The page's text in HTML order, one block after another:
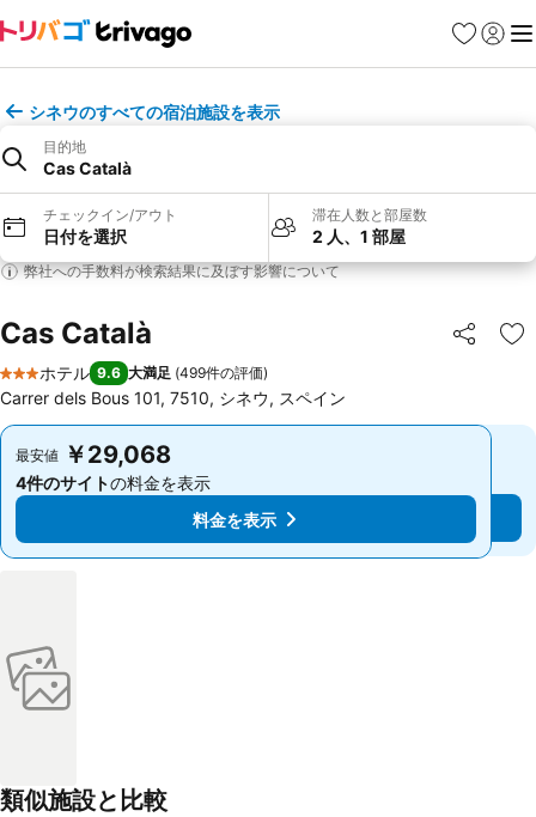
お気に入り
ログイ
メ
シネウのすべての宿泊施設を表示
目的地
Cas Català
チェックイン/アウト
日付を選択
滞在人数と部屋数
2 人、1 部屋
弊社への手数料が検索結果に及ぼす影響について
Cas Català シェア
お
3 ホテルのランク
ホテル 9.6 大満足 (499件の評価)
Carrer dels Bous 101, 7510, シネウ, スペイン
最安値 ￥29,068
4件のサイトの料金を表示
料金を表示
最安値 ￥29,068
4件のサイトの料金を表示
料金を表示
類似施設と比較